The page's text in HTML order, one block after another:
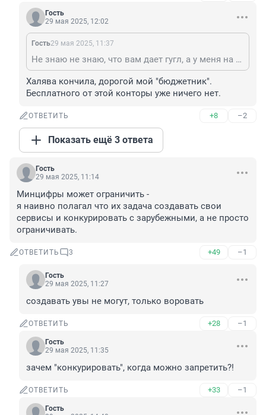
Гость
29 мая 2025, 12:02
Гость29 мая 2025, 11:37
Не знаю не знаю, что вам дает гугл, а у меня на мейл ру бесплатный 1 ТБ, но я в облаках ничего не храню, все локально, а если надо будет, то открою доступ к домашнему хранилищу.
Халява кончила, дорогой мой "бюджетник".
Бесплатного от этой конторы уже ничего нет.
ОТВЕТИТЬ +8 –2
Показать ещё 3 ответа
Гость
29 мая 2025, 11:14
Минцифры может ограничить -
я наивно полагал что их задача создавать свои
сервисы и конкурировать с зарубежными, а не просто
ограничивать.
ОТВЕТИТЬ 3 +49 –1
Гость
29 мая 2025, 11:27
создавать увы не могут, только воровать
ОТВЕТИТЬ +28 –1
Гость
29 мая 2025, 11:35
зачем "конкурировать", когда можно запретить?!
ОТВЕТИТЬ +33 –1
Гость